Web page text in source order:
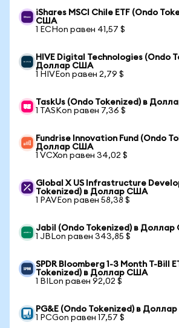
iShares MSCI Chile ETF (Ondo
США
1 ECHon равен 41,57 $
HIVE Digital Technologies (Ondo
Доллар США
1 HIVEon равен 2,79 $
TaskUs (Ondo Tokenized) в
1 TASKon равен 7,36 $
Fundrise Innovation Fund (Ondo
Доллар США
1 VCXon равен 34,02 $
Global X US Infrastructure
Tokenized) в Доллар США
1 PAVEon равен 58,38 $
Jabil (Ondo Tokenized) в
1 JBLon равен 343,85 $
SPDR Bloomberg 1-3 Month T-Bill
Tokenized) в Доллар США
1 BILon равен 92,02 $
PG&E (Ondo Tokenized) в
1 PCGon равен 17,57 $